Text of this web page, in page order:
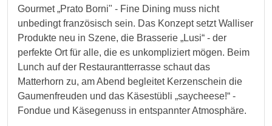
Gourmet „Prato Borni" - Fine Dining muss nicht
unbedingt französisch sein. Das Konzept setzt Walliser
Produkte neu in Szene, die Brasserie „Lusi“ - der
perfekte Ort für alle, die es unkompliziert mögen. Beim
Lunch auf der Restaurantterrasse schaut das
Matterhorn zu, am Abend begleitet Kerzenschein die
Gaumenfreuden und das Käsestübli „saycheese!“ -
Fondue und Käsegenuss in entspannter Atmosphäre.